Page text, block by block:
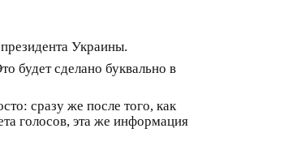
Украины.
будет сделано буквально в
сразу же после того, как
голосов, эта же информация